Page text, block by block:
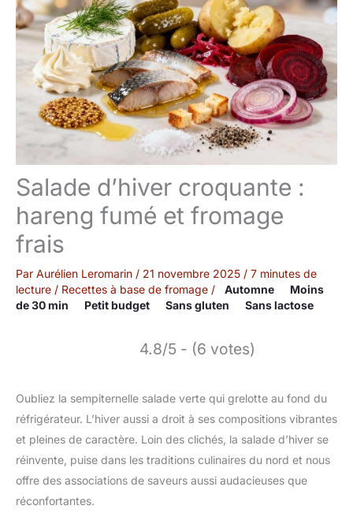
Salade d’hiver croquante :
hareng fumé et fromage
frais
Par Aurélien Leromarin / 21 novembre 2025 / 7 minutes de
lecture / Recettes à base de fromage / Automne
Moins
de 30 min
Petit budget Sans gluten Sans lactose
4.8/5 - (6 votes)
Oubliez la sempiternelle salade verte qui grelotte au fond du
réfrigérateur. L’hiver aussi a droit à ses compositions vibrantes
et pleines de caractère. Loin des clichés, la salade d’hiver se
réinvente, puise dans les traditions culinaires du nord et nous
offre des associations de saveurs aussi audacieuses que
réconfortantes.